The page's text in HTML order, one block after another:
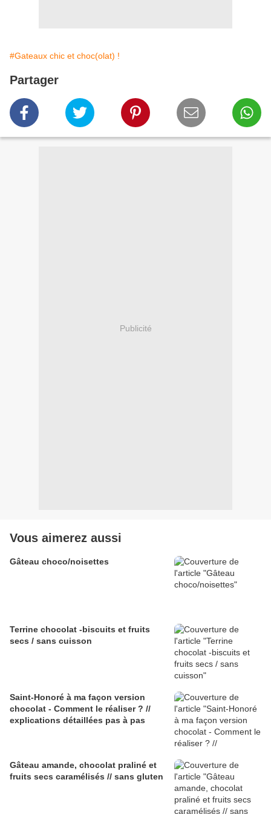
#Gateaux chic et choc(olat) !
Partager
Publicité
Vous aimerez aussi
Gâteau choco/noisettes
Terrine chocolat -biscuits et fruits
secs / sans cuisson
Saint-Honoré à ma façon version
chocolat - Comment le réaliser ? //
explications détaillées pas à pas
Gâteau amande, chocolat praliné et
fruits secs caramélisés // sans gluten